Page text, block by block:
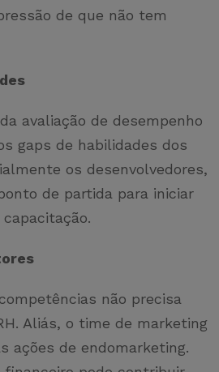
de que não tem
avaliação de desempenho
gaps de habilidades dos
os desenvolvedores,
de partida para iniciar
não precisa
Aliás, o time de marketing
ações de endomarketing.